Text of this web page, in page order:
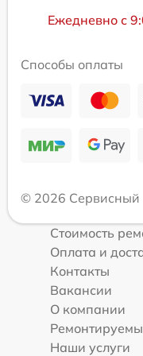
Ежедневно с
Способы оплаты
© 2026 Сервисный
Стоимость
Оплата и
Контакты
Вакансии
О компании
Наши услуги